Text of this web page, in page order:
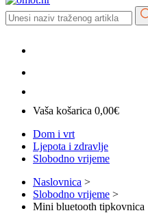
Vaša košarica 0,00€
Dom i vrt
Ljepota i zdravlje
Slobodno vrijeme
Naslovnica >
Slobodno vrijeme >
Mini bluetooth tipkovnica